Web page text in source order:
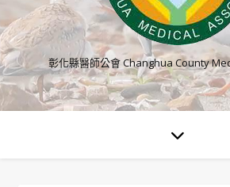
彰化縣醫師公會 Changhua County